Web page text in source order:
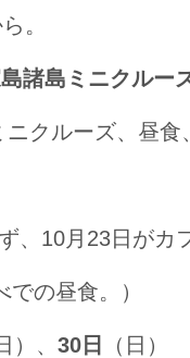
。
諸島ミニクルー
クルーズ、昼
、10月23日がカ
の昼食。）
）、 30日 （日）